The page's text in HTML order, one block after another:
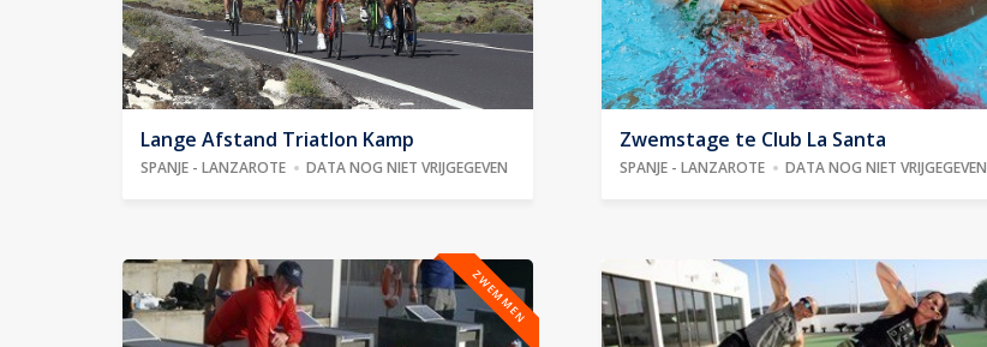
Lange Afstand Triatlon Kamp
SPANJE - LANZAROTE DATA NOG NIET VRIJGEGEVEN
Zwemstage te Club La Santa
SPANJE - LANZAROTE DATA NOG NIET VRIJGEGEVEN
ZWEMMEN